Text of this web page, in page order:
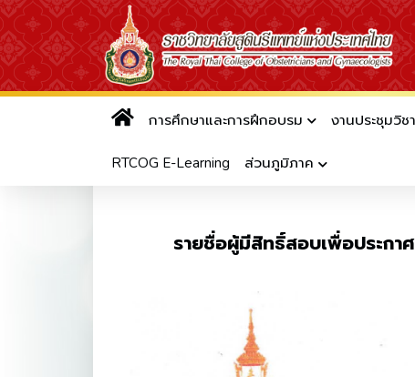
การศึกษาและการฝึกอบรม งานประชุมวิช
RTCOG E-Learning ส่วนภูมิภาค
ประกาศรายชื่อผู้มีสิทธิ์สอบเพื่อป
สอบ 2569
รายชื่อผู้มีสิทธิ์สอบเพื่อประกา